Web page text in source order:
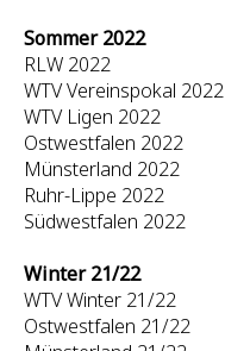
Sommer 2022
RLW 2022
WTV Vereinspokal 2022
WTV Ligen 2022
Ostwestfalen 2022
Münsterland 2022
Ruhr-Lippe 2022
Südwestfalen 2022
Winter 21/22
WTV Winter 21/22
Ostwestfalen 21/22